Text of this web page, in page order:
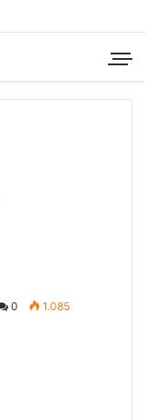
0
1.085